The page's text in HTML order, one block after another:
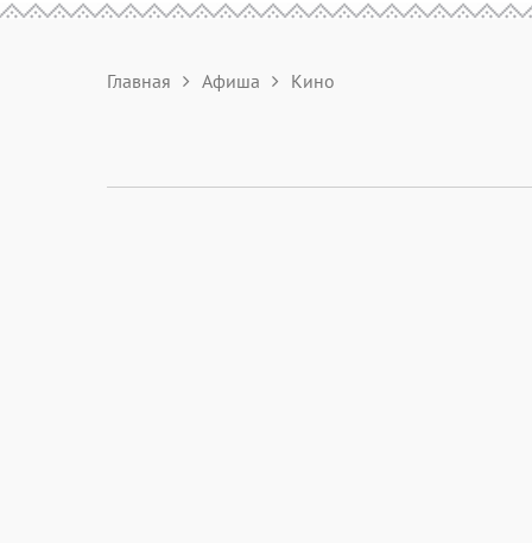
Главная Афиша Кино